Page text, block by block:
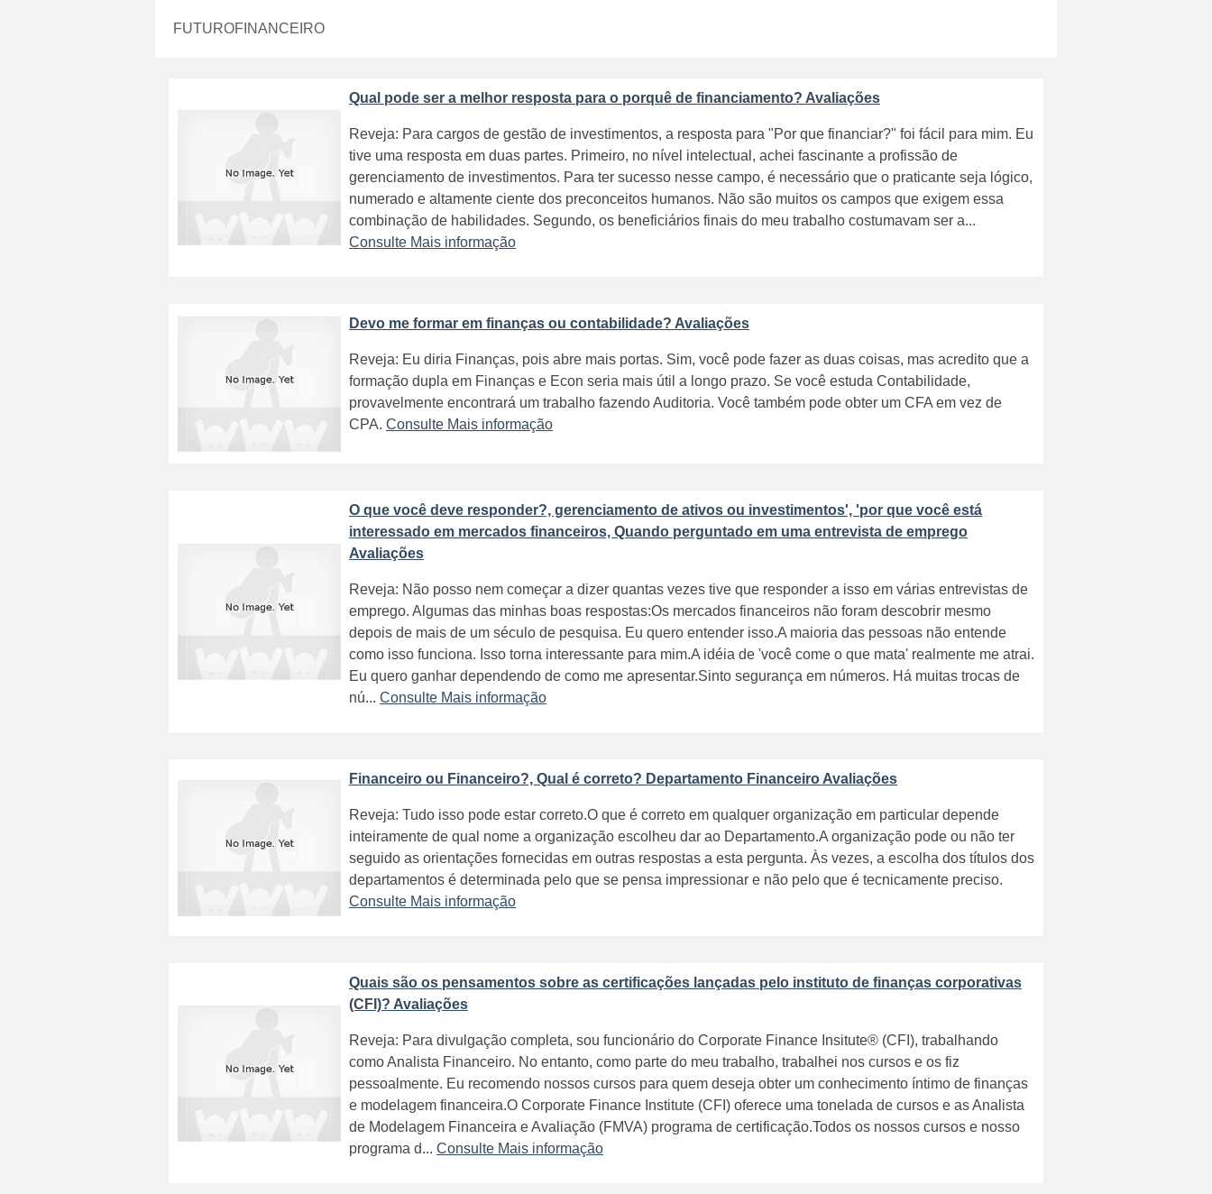
FUTUROFINANCEIRO
Qual pode ser a melhor resposta para o porquê de financiamento? Avaliações
Reveja: Para cargos de gestão de investimentos, a resposta para "Por que financiar?" foi fácil para mim. Eu
tive uma resposta em duas partes. Primeiro, no nível intelectual, achei fascinante a profissão de
gerenciamento de investimentos. Para ter sucesso nesse campo, é necessário que o praticante seja lógico,
numerado e altamente ciente dos preconceitos humanos. Não são muitos os campos que exigem essa
combinação de habilidades. Segundo, os beneficiários finais do meu trabalho costumavam ser a...
Consulte Mais informação
Devo me formar em finanças ou contabilidade? Avaliações
Reveja: Eu diria Finanças, pois abre mais portas. Sim, você pode fazer as duas coisas, mas acredito que a
formação dupla em Finanças e Econ seria mais útil a longo prazo. Se você estuda Contabilidade,
provavelmente encontrará um trabalho fazendo Auditoria. Você também pode obter um CFA em vez de
CPA. Consulte Mais informação
O que você deve responder?, gerenciamento de ativos ou investimentos', 'por que você está
interessado em mercados financeiros, Quando perguntado em uma entrevista de emprego
Avaliações
Reveja: Não posso nem começar a dizer quantas vezes tive que responder a isso em várias entrevistas de
emprego. Algumas das minhas boas respostas:Os mercados financeiros não foram descobrir mesmo
depois de mais de um século de pesquisa. Eu quero entender isso.A maioria das pessoas não entende
como isso funciona. Isso torna interessante para mim.A idéia de 'você come o que mata' realmente me atrai.
Eu quero ganhar dependendo de como me apresentar.Sinto segurança em números. Há muitas trocas de
nú... Consulte Mais informação
Financeiro ou Financeiro?, Qual é correto? Departamento Financeiro Avaliações
Reveja: Tudo isso pode estar correto.O que é correto em qualquer organização em particular depende
inteiramente de qual nome a organização escolheu dar ao Departamento.A organização pode ou não ter
seguido as orientações fornecidas em outras respostas a esta pergunta. Às vezes, a escolha dos títulos dos
departamentos é determinada pelo que se pensa impressionar e não pelo que é tecnicamente preciso.
Consulte Mais informação
Quais são os pensamentos sobre as certificações lançadas pelo instituto de finanças corporativas
(CFI)? Avaliações
Reveja: Para divulgação completa, sou funcionário do Corporate Finance Insitute® (CFI), trabalhando
como Analista Financeiro. No entanto, como parte do meu trabalho, trabalhei nos cursos e os fiz
pessoalmente. Eu recomendo nossos cursos para quem deseja obter um conhecimento íntimo de finanças
e modelagem financeira.O Corporate Finance Institute (CFI) oferece uma tonelada de cursos e as Analista
de Modelagem Financeira e Avaliação (FMVA) programa de certificação.Todos os nossos cursos e nosso
programa d... Consulte Mais informação